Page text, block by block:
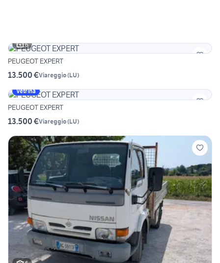
6
PEUGEOT EXPERT
13.500 €Viareggio(LU)
Vetrina
PEUGEOT EXPERT
13.500 €Viareggio(LU)